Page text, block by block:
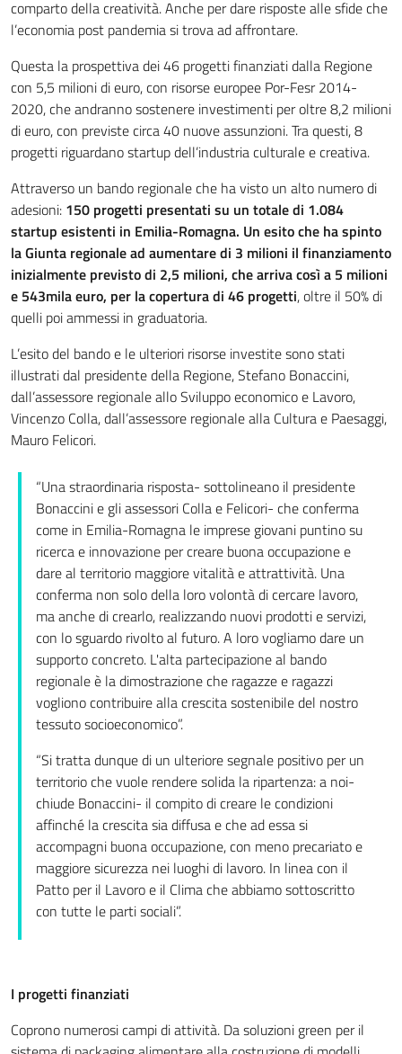
comparto della creatività. Anche per dare risposte alle sfide che
l’economia post pandemia si trova ad affrontare.
Questa la prospettiva dei 46 progetti finanziati dalla Regione
con 5,5 milioni di euro, con risorse europee Por-Fesr 2014-
2020, che andranno sostenere investimenti per oltre 8,2 milioni
di euro, con previste circa 40 nuove assunzioni. Tra questi, 8
progetti riguardano startup dell’industria culturale e creativa.
Attraverso un bando regionale che ha visto un alto numero di
adesioni: 150 progetti presentati su un totale di 1.084
startup esistenti in Emilia-Romagna. Un esito che ha spinto
la Giunta regionale ad aumentare di 3 milioni il finanziamento
inizialmente previsto di 2,5 milioni, che arriva così a 5 milioni
e 543mila euro, per la copertura di 46 progetti, oltre il 50% di
quelli poi ammessi in graduatoria.
L’esito del bando e le ulteriori risorse investite sono stati
illustrati dal presidente della Regione, Stefano Bonaccini,
dall’assessore regionale allo Sviluppo economico e Lavoro,
Vincenzo Colla, dall’assessore regionale alla Cultura e Paesaggi,
Mauro Felicori.
“Una straordinaria risposta- sottolineano il presidente
Bonaccini e gli assessori Colla e Felicori- che conferma
come in Emilia-Romagna le imprese giovani puntino su
ricerca e innovazione per creare buona occupazione e
dare al territorio maggiore vitalità e attrattività. Una
conferma non solo della loro volontà di cercare lavoro,
ma anche di crearlo, realizzando nuovi prodotti e servizi,
con lo sguardo rivolto al futuro. A loro vogliamo dare un
supporto concreto. L'alta partecipazione al bando
regionale è la dimostrazione che ragazze e ragazzi
vogliono contribuire alla crescita sostenibile del nostro
tessuto socioeconomico”.
“Si tratta dunque di un ulteriore segnale positivo per un
territorio che vuole rendere solida la ripartenza: a noi-
chiude Bonaccini- il compito di creare le condizioni
affinché la crescita sia diffusa e che ad essa si
accompagni buona occupazione, con meno precariato e
maggiore sicurezza nei luoghi di lavoro. In linea con il
Patto per il Lavoro e il Clima che abbiamo sottoscritto
con tutte le parti sociali”.
I progetti finanziati
Coprono numerosi campi di attività. Da soluzioni green per il